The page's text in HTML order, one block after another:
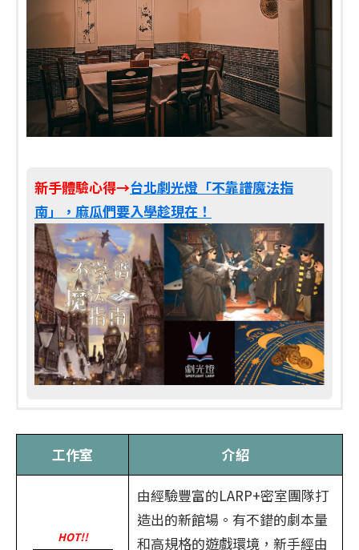
新手體驗心得→台北劇光燈「不靠譜魔法指
南」，麻瓜們要入學趁現在！
工作室 介紹
HOT!!
由經驗豐富的LARP+密室團隊打
造出的新館場。有不錯的劇本量
和高規格的遊戲環境，新手經由